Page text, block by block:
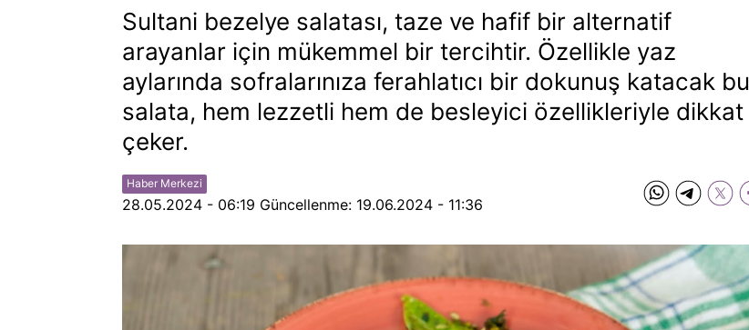
Sultani bezelye salatası, taze ve hafif bir alternatif
arayanlar için mükemmel bir tercihtir. Özellikle yaz
aylarında sofralarınıza ferahlatıcı bir dokunuş katacak bu
salata, hem lezzetli hem de besleyici özellikleriyle dikkat
çeker.
Haber Merkezi
28.05.2024 - 06:19 Güncellenme: 19.06.2024 - 11:36